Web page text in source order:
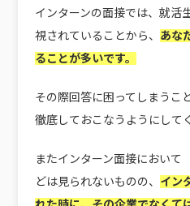
インターンの面接では、就活
視されていることから、 あな
ることが多いです。
その際回答に困ってしまうこ
徹底しておこなうようにして
またインターン面接において
どは見られないものの、 イン